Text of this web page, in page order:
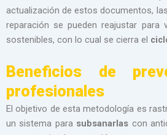
actualización de estos documentos,
reparación se pueden reajustar para
sostenibles, con lo cual se cierra el
Beneficios de
profesionales
El objetivo de esta metodología es
un sistema para subsanarlas con